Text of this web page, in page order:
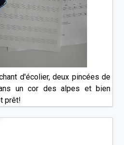
d'écolier, deux pincées de
un cor des alpes et bien
prêt!